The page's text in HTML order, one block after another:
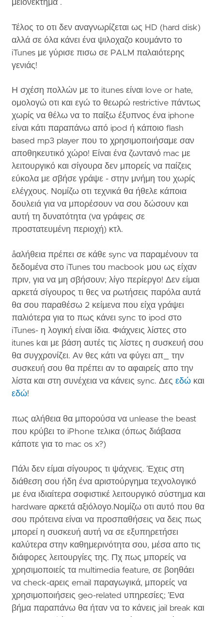
μειονέκτημα .
Τέλος το οτι δεν αναγνωρίζεται ως HD (hard disk)
αλλά σε όλα κάνει ένα ψιλοχαζο κουμάντο το
iTunes με γύρισε πισω σε PALM παλαιότερης
γενιάς!
Η σχέση πολλών με το itunes είναι love or hate,
ομολογώ οτι και εγώ το θεωρώ restrictive πάντως
χωρίς να θέλω να το παίξω έξυπνος ένα iphone
είναι κάτι παραπάνω από ipod ή κάποιο flash
based mp3 player που το χρησιμοποιήσαμε σαν
αποθηκευτικό χώρο! Είναι ένα ζωντανό mac με
λειτουργικό και σίγουρα δεν μπορείς να παίζεις
εύκολα με σβήσε γράψε - στην μνήμη του χωρίς
ελέγχους. Νομίζω οτι τεχνικά θα ήθελε κάποια
δουλειά για να μπορέσουν να σου δώσουν και
αυτή τη δυνατότητα (να γράφεις σε
προστατευμένη περιοχή) κτλ.
åαλήθεια πρέπει σε κάθε sync να παραμένουν τα
δεδομένα στο iTunes του macbook μου ως είχαν
πριν, για να μη σβήσουν; λίγο περίεργο! Δεν είμαι
αρκετά σίγουρος τι θες να ρωτήσεις παρόλα αυτά
θα σου παραθέσω 2 κείμενα που είχα γράψει
παλιότερα για το πως κάνει sync το ipod στο
iTunes- η λογική είναι ίδια. Φιάχνεις λίστες στο
itunes kαι με βάση αυτές τις λίστες η συσκευή σου
θα συγχρονίζει. Αν θες κάτι να φύγει απ_ την
συσκευή σου θα πρέπει αν το αφαιρείς απο την
λίστα και στη συνέχεια να κάνεις sync. Δες εδώ και
εδώ!
πως αλήθεια θα μπορούσα να unlease the beast
που κρύβει το iPhone τελικα (όπως διάβασα
κάποτε για το mac os x?)
Πάλι δεν είμαι σίγουρος τι ψάχνεις. Έχεις στη
διάθεση σου ήδη ένα αριστούργημα τεχνολογικό
με ένα ιδιαίτερα σοφιστικέ λειτουργικό σύστημα και
hardware αρκετά αξιόλογο.Νομίζω οτι αυτό που θα
σου πρότεινα είναι να προσπαθήσεις να δεις πως
μπορεί η συσκευή αυτή να σε εξυπηρετήσει
καλύτερα στην καθημερινότητα σου, μέσα απο τις
διάφορες λειτουργίες της. Πχ πως μπορείς να
χρησιμοποιείς τα multimedia feature, σε βοηθάει
να check-αρεις email παραγωγικά, μπορείς να
χρησιμοποιήσεις geo-related υπηρεσίες; Ένα
βήμα παραπάνω θα ήταν να το κάνεις jail break και